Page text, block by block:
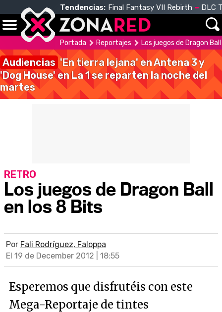
Tendencias: Final Fantasy VII Rebirth DLC
Portada Reportajes Los juegos de Dragon
Audiencias 'En tierra lejana' en Antena 3 y
'Dog House' en La 1 se reparten la noche del
martes
Los juegos de Dragon Ball
en los 8 Bits
RETRO
Por Fali Rodríguez, Faloppa
El 19 de December 2012 | 18:55
Esperemos que disfrutéis con este
Mega-Reportaje de tintes